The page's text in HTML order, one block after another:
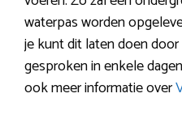
waterpas worden
je kunt dit laten doen
gesproken in enkele
ook meer informatie over